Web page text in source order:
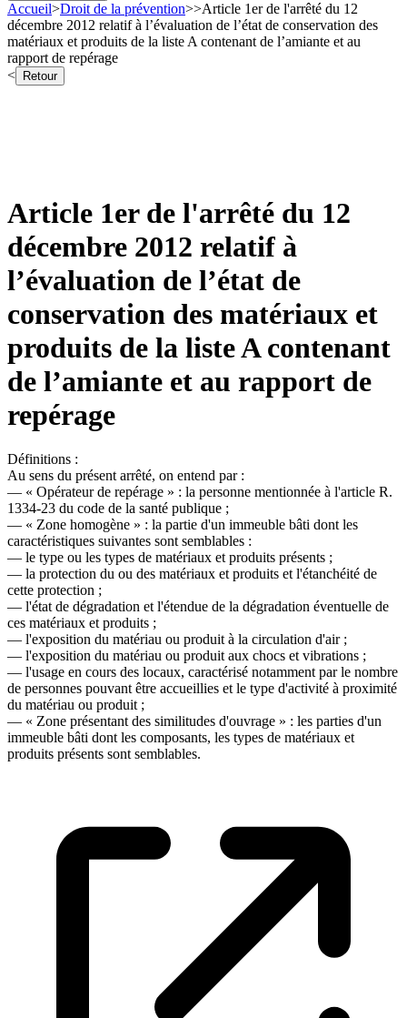
Accueil>Droit de la prévention>>Article 1er de l'arrêté du 12
décembre 2012 relatif à l’évaluation de l’état de conservation des
matériaux et produits de la liste A contenant de l’amiante et au
rapport de repérage
<
Retour
Article 1er de l'arrêté du 12
décembre 2012 relatif à
l’évaluation de l’état de
conservation des matériaux et
produits de la liste A contenant
de l’amiante et au rapport de
repérage
Définitions :
Au sens du présent arrêté, on entend par :
― « Opérateur de repérage » : la personne mentionnée à l'article R.
1334-23 du code de la santé publique ;
― « Zone homogène » : la partie d'un immeuble bâti dont les
caractéristiques suivantes sont semblables :
― le type ou les types de matériaux et produits présents ;
― la protection du ou des matériaux et produits et l'étanchéité de
cette protection ;
― l'état de dégradation et l'étendue de la dégradation éventuelle de
ces matériaux et produits ;
― l'exposition du matériau ou produit à la circulation d'air ;
― l'exposition du matériau ou produit aux chocs et vibrations ;
― l'usage en cours des locaux, caractérisé notamment par le nombre
de personnes pouvant être accueillies et le type d'activité à proximité
du matériau ou produit ;
― « Zone présentant des similitudes d'ouvrage » : les parties d'un
immeuble bâti dont les composants, les types de matériaux et
produits présents sont semblables.